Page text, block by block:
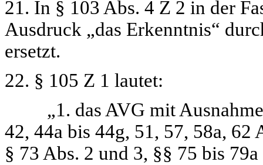
21. In § 103 Abs. 4 Z 2 in der
Ausdruck „das Erkenntnis“
ersetzt.
22. § 105 Z 1 lautet:
„1. das AVG mit Ausnahme
42, 44a bis 44g, 51, 57, 58a, 62
§ 73 Abs. 2 und 3, §§ 75 bis